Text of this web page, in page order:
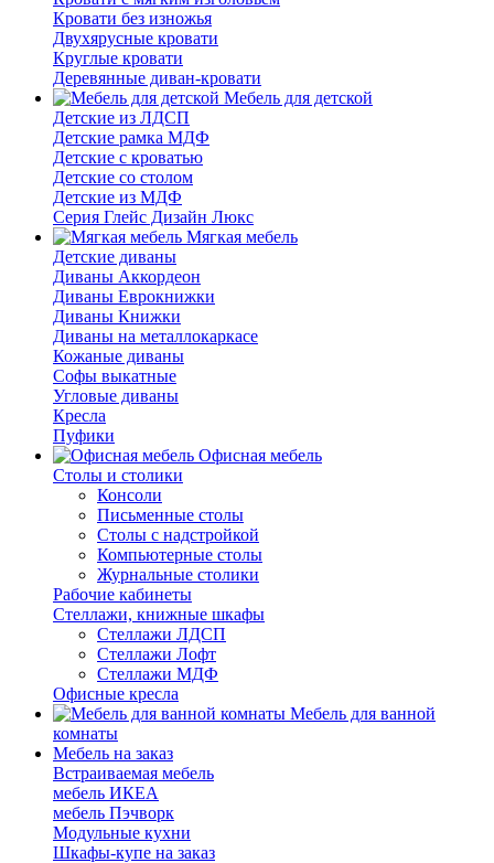
Кровати без изножья
Двухярусные кровати
Круглые кровати
Деревянные диван-кровати
Мебель для детской
Детские из ЛДСП
Детские рамка МДФ
Детские с кроватью
Детские со столом
Детские из МДФ
Серия Глейс Дизайн Люкс
Мягкая мебель
Детские диваны
Диваны Аккордеон
Диваны Еврокнижки
Диваны Книжки
Диваны на металлокаркасе
Кожаные диваны
Софы выкатные
Угловые диваны
Кресла
Пуфики
Офисная мебель
Столы и столики
Консоли
Письменные столы
Столы с надстройкой
Компьютерные столы
Журнальные столики
Рабочие кабинеты
Стеллажи, книжные шкафы
Стеллажи ЛДСП
Стеллажи Лофт
Стеллажи МДФ
Офисные кресла
Мебель для ванной
комнаты
Мебель на заказ
Встраиваемая мебель
мебель ИКЕА
мебель Пэчворк
Модульные кухни
Шкафы-купе на заказ